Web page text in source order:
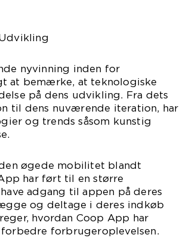
nyvinning inden for
at bemærke, at teknologiske
på dens udvikling. Fra dets
til dens nuværende iteration, har
og trends såsom kunstig
øgede mobilitet blandt
har ført til en større
adgang til appen på deres
og deltage i deres indkøb
hvordan Coop App har
forbrugeroplevelsen.